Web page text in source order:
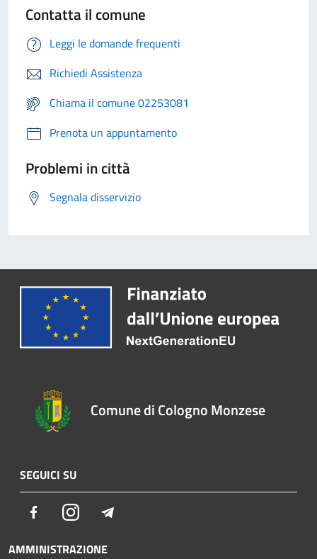
Contatta il comune
Leggi le domande frequenti
Richiedi Assistenza
Chiama il comune 02253081
Prenota un appuntamento
Problemi in città
Segnala disservizio
Comune di Cologno Monzese
SEGUICI SU
FacebookInstagram
AMMINISTRAZIONE